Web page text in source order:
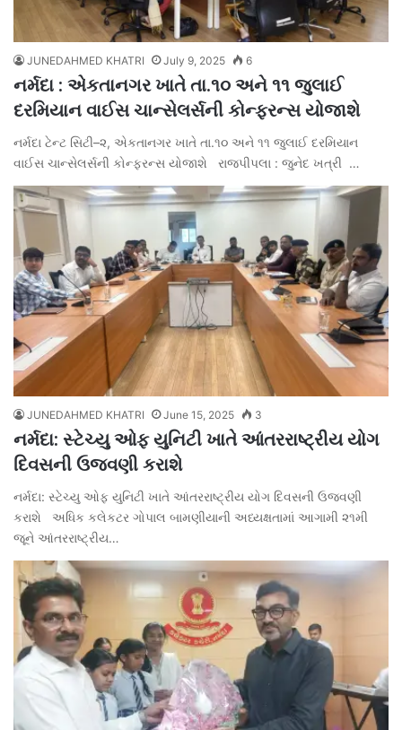
JUNEDAHMED KHATRI July 9, 2025 6
નર્મદા : એકતાનગર ખાતે તા.૧૦ અને ૧૧ જુલાઈ
દરમિયાન વાઈસ ચાન્સેલર્સની કોન્ફરન્સ યોજાશે
નર્મદા ટેન્ટ સિટી–૨, એકતાનગર ખાતે તા.૧૦ અને ૧૧ જુલાઈ દરમિયાન
વાઈસ ચાન્સેલર્સની કોન્ફરન્સ યોજાશે રાજપીપલા : જુનેદ ખત્રી …
JUNEDAHMED KHATRI June 15, 2025 3
નર્મદા: સ્ટેચ્યુ ઓફ યુનિટી ખાતે આંતરરાષ્ટ્રીય યોગ
દિવસની ઉજવણી કરાશે
નર્મદા: સ્ટેચ્યુ ઓફ યુનિટી ખાતે આંતરરાષ્ટ્રીય યોગ દિવસની ઉજવણી
કરાશે અધિક કલેકટર ગોપાલ બામણીયાની અધ્યક્ષતામાં આગામી ૨૧મી
જૂને આંતરરાષ્ટ્રીય…